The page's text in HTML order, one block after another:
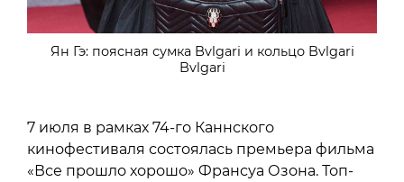
Ян Гэ: поясная сумка Bvlgari и кольцо Bvlgari
Bvlgari
7 июля в рамках 74-го Каннского
кинофестиваля состоялась премьера фильма
«Все прошло хорошо» Франсуа Озона. Топ-